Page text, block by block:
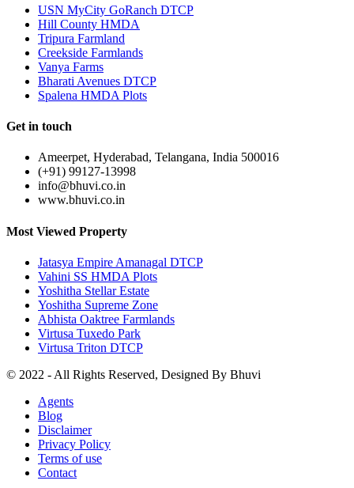
USN MyCity GoRanch DTCP
Hill County HMDA
Tripura Farmland
Creekside Farmlands
Vanya Farms
Bharati Avenues DTCP
Spalena HMDA Plots
Get in touch
Ameerpet, Hyderabad, Telangana, India 500016
(+91) 99127-13998
info@bhuvi.co.in
www.bhuvi.co.in
Most Viewed Property
Jatasya Empire Amanagal DTCP
Vahini SS HMDA Plots
Yoshitha Stellar Estate
Yoshitha Supreme Zone
Abhista Oaktree Farmlands
Virtusa Tuxedo Park
Virtusa Triton DTCP
© 2022 - All Rights Reserved, Designed By Bhuvi
Agents
Blog
Disclaimer
Privacy Policy
Terms of use
Contact